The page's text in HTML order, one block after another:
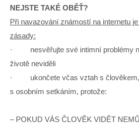
NEJSTE TAKÉ OBĚŤ?
Při navazování známostí na internetu
zásady:
· nesvěřujte své intimní problémy
životě neviděli
· ukončete včas vztah s člověkem,
s osobním setkáním, protože:
– POKUD VÁS ČLOVĚK VIDĚT